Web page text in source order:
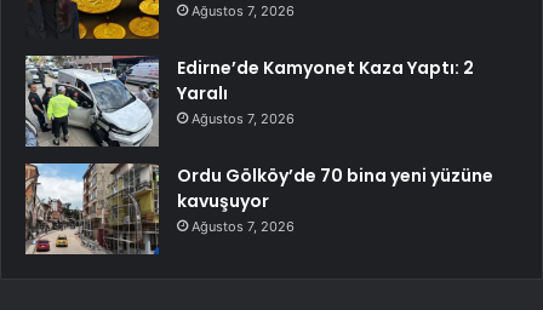
Ağustos 7, 2026
Edirne’de Kamyonet Kaza Yaptı: 2
Yaralı
Ağustos 7, 2026
Ordu Gölköy’de 70 bina yeni yüzüne
kavuşuyor
Ağustos 7, 2026